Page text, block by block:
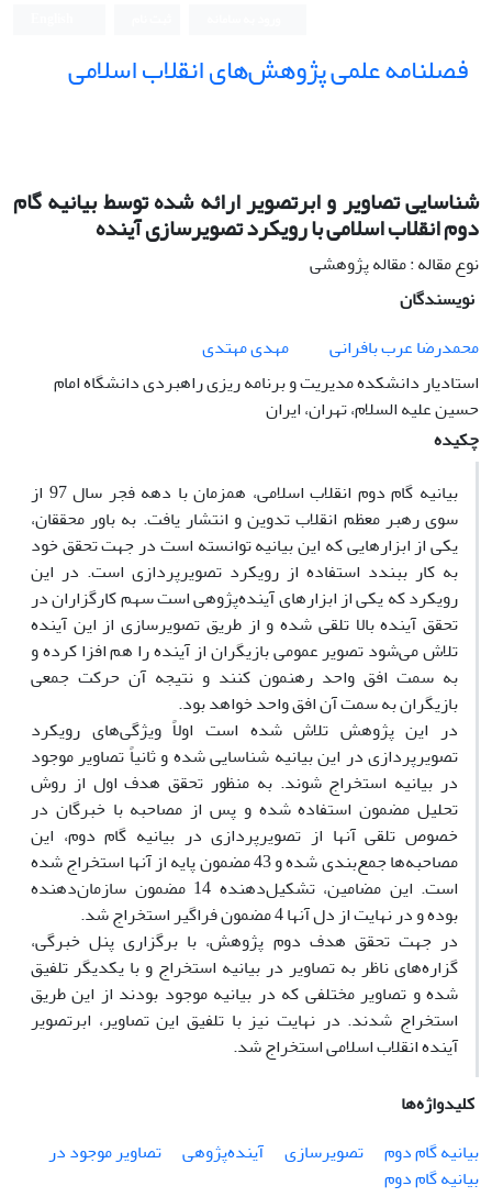
فصلنامه علمی پژوهش‌های انقلاب اسلامی
شناسایی تصاویر و ابرتصویر ارائه شده توسط بیانیه گام
دوم انقلاب اسلامی با رویکرد تصویرسازی آینده
نوع مقاله : مقاله پژوهشی
نویسندگان
محمدرضا عرب بافرانی
مهدی مهتدی
استادیار دانشکده مدیریت و برنامه ریزی راهبردی دانشگاه امام
حسین علیه السلام، تهران، ایران
چکیده
بیانیه گام دوم انقلاب اسلامی، همزمان با دهه فجر سال 97 از
سوی رهبر معظم انقلاب تدوین و انتشار یافت. به باور محققان،
یکی از ابزارهایی که این بیانیه توانسته است در جهت تحقق خود
به کار ببندد استفاده از رویکرد تصویرپردازی است. در این
رویکرد که یکی از ابزارهای آینده‌پژوهی است سهم کارگزاران در
تحقق آینده بالا تلقی شده و از طریق تصویرسازی از این آینده
تلاش می‌شود تصویر عمومی بازیگران از آینده را هم افزا کرده و
به سمت افق واحد رهنمون کنند و نتیجه آن حرکت جمعی
بازیگران به سمت آن افق واحد خواهد بود.
در این پژوهش تلاش شده است اولاً ویژگی‌های رویکرد
تصویرپردازی در این بیانیه شناسایی شده و ثانیاً تصاویر موجود
در بیانیه استخراج شوند. به منظور تحقق هدف اول از روش
تحلیل مضمون استفاده شده و پس از مصاحبه با خبرگان در
خصوص تلقی آنها از تصویرپردازی در بیانیه گام دوم، این
مصاحبه‌ها جمع‌بندی شده و 43 مضمون پایه از آنها استخراج شده
است. این مضامین، تشکیل‌دهنده 14 مضمون سازمان‌‌دهنده
بوده و در نهایت از دل آنها 4 مضمون فراگیر استخراج شد.
در جهت تحقق هدف دوم پژوهش، با برگزاری پنل خبرگی،
گزاره‌های ناظر به تصاویر در بیانیه استخراج و با یکدیگر تلفیق
شده و تصاویر مختلفی که در بیانیه موجود بودند از این طریق
استخراج شدند. در نهایت نیز با تلفیق این تصاویر، ابرتصویر
آینده انقلاب اسلامی استخراج شد.
کلیدواژه‌ها
بیانیه گام دوم
تصویرسازی آینده‌پژوهی
تصاویر موجود در
بیانیه گام دوم